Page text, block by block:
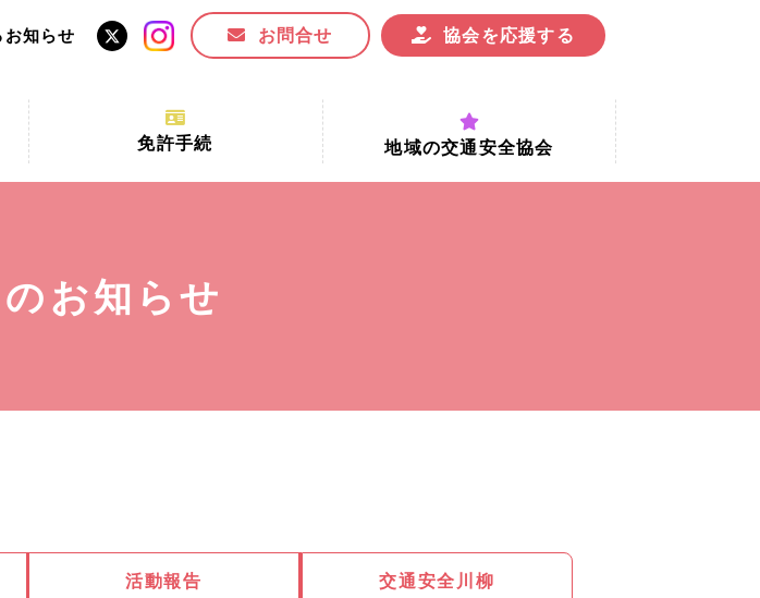
知らせ お問合せ 協会を応援する
業
免許手続
手続場所の対象者及び受付時間
講習時間
地域の交通安全協会
お知らせ
活動報告 交通安全川柳